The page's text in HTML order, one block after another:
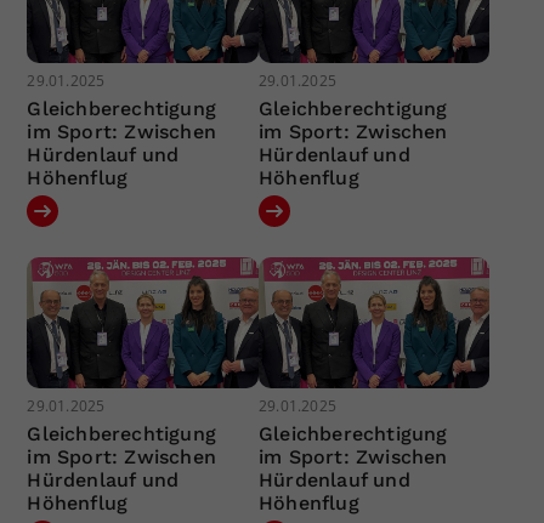
29.01.2025
Gleichberechtigung
im Sport: Zwischen
Hürdenlauf und
Höhenflug
29.01.2025
Gleichberechtigung
im Sport: Zwischen
Hürdenlauf und
Höhenflug
29.01.2025
Gleichberechtigung
im Sport: Zwischen
Hürdenlauf und
Höhenflug
29.01.2025
Gleichberechtigung
im Sport: Zwischen
Hürdenlauf und
Höhenflug